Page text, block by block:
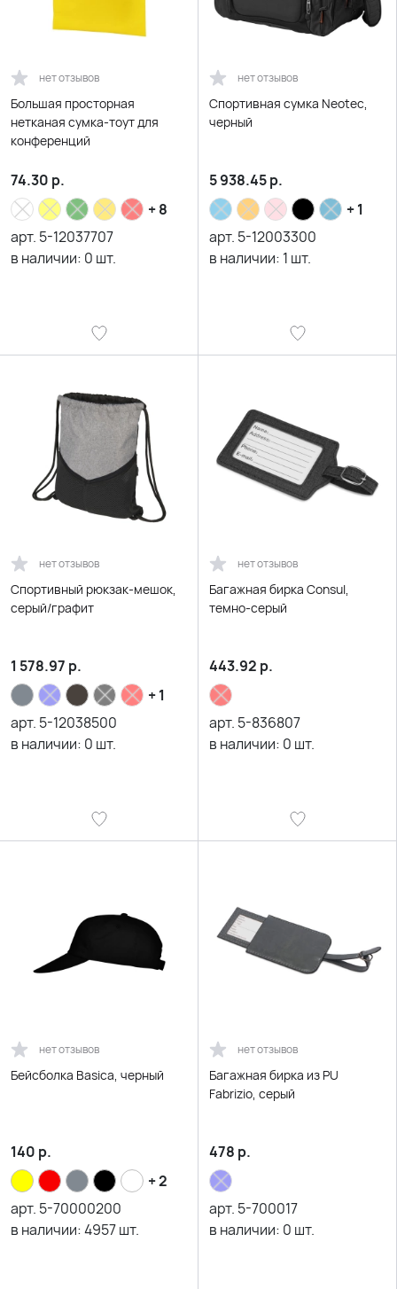
нет отзывов
Большая просторная
нетканая сумка-тоут для
конференций
74.30 р.
+ 8
арт. 5-12037707
в наличии: 0 шт.
нет отзывов
Спортивная сумка Neotec,
черный
5 938.45р.
+ 1
арт. 5-12003300
в наличии: 1 шт.
нет отзывов
Спортивный рюкзак-мешок,
серый/графит
1 578.97 р.
+ 1
арт. 5-12038500
в наличии: 0 шт.
нет отзывов
Багажная бирка Consul,
темно-серый
443.92 р.
арт. 5-836807
в наличии: 0 шт.
нет отзывов
Бейсболка Basica, черный
140 р.
+ 2
арт. 5-70000200
в наличии:4957шт.
нет отзывов
Багажная бирка из PU
Fabrizio, серый
478 р.
арт. 5-700017
в наличии: 0 шт.